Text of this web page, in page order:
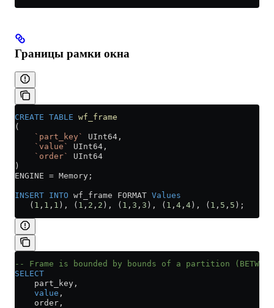
Границы рамки окна
CREATE TABLE wf_frame
(
    `part_key`
UInt64,
    `value`
UInt64,
    `order`
UInt64
)
ENGINE = Memory;
INSERT INTO wf_frame FORMAT Values
   (
1 , 1 , 1 ), ( 1 , 2 , 2 ), ( 1 , 3 , 3 ), ( 1 , 4 , 4 ), ( 1 , 5 , 5 );
-- Frame is bounded by bounds of a partition (BETWEEN
SELECT
    part_key,
    value
,
    order,